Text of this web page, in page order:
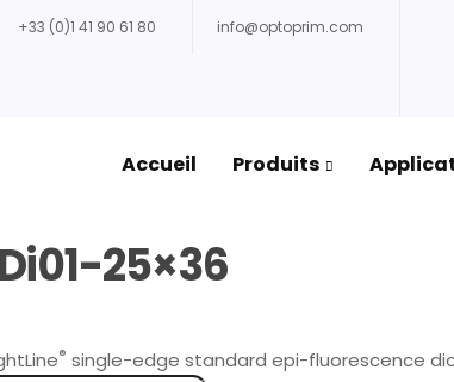
+33 (0)1 41 90 61 80 info@optoprim.com
Accueil Produits
25×36
® single-edge standard epi-fluorescence